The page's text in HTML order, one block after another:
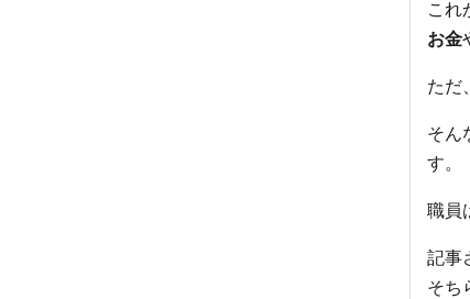
これ
お金
ただ
そん
す。
職員
記事
そち